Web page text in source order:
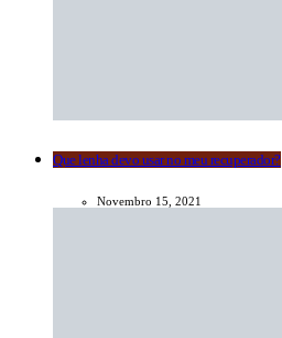
Que lenha devo usar no meu recuperador?
Novembro 15, 2021